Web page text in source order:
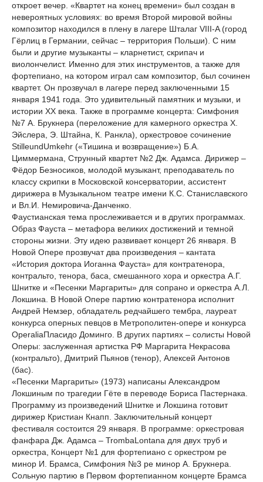
откроет вечер. «Квартет на конец времени» был создан в
невероятных условиях: во время Второй мировой войны
композитор находился в плену в лагере Шталаг VIII-A (город
Гёрлиц в Германии, сейчас – территория Польши). С ним
были и другие музыканты – кларнетист, скрипач и
виолончелист. Именно для этих инструментов, а также для
фортепиано, на котором играл сам композитор, был сочинен
квартет. Он прозвучал в лагере перед заключенными 15
января 1941 года. Это удивительный памятник и музыки, и
истории XX века. Также в программе концерта: Симфония
№7 А. Брукнера (переложение для камерного оркестра Х.
Эйслера, Э. Штайна, К. Ранкла), оркестровое сочинение
StilleundUmkehr («Тишина и возвращение») Б.А.
Циммермана, Струнный квартет №2 Дж. Адамса. Дирижер –
Фёдор Безносиков, молодой музыкант, преподаватель по
классу скрипки в Московской консерватории, ассистент
дирижера в Музыкальном театре имени К.С. Станиславского
и Вл.И. Немировича-Данченко.
Фаустианская тема прослеживается и в других программах.
Образ Фауста – метафора великих достижений и темной
стороны жизни. Эту идею развивает концерт 26 января. В
Новой Опере прозвучат два произведения – кантата
«История доктора Иоганна Фауста» для контратенора,
контральто, тенора, баса, смешанного хора и оркестра А.Г.
Шнитке и «Песенки Маргариты» для сопрано и оркестра А.Л.
Локшина. В Новой Опере партию контратенора исполнит
Андрей Немзер, обладатель редчайшего тембра, лауреат
конкурса оперных певцов в Метрополитен-опере и конкурса
OperaliaПласидо Доминго. В других партиях – солисты Новой
Оперы: заслуженная артистка РФ Маргарита Некрасова
(контральто), Дмитрий Пьянов (тенор), Алексей Антонов
(бас).
«Песенки Маргариты» (1973) написаны Александром
Локшиным по трагедии Гёте в переводе Бориса Пастернака.
Программу из произведений Шнитке и Локшина готовит
дирижер Кристиан Кнапп. Заключительный концерт
фестиваля состоится 29 января. В программе: оркестровая
фанфара Дж. Адамса – TrombaLontana для двух труб и
оркестра, Концерт №1 для фортепиано с оркестром ре
минор И. Брамса, Симфония №3 ре минор А. Брукнера.
Сольную партию в Первом фортепианном концерте Брамса